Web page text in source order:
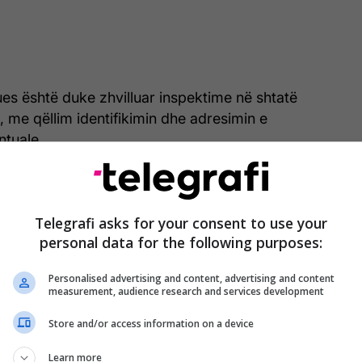
është duke zhvilluar inspektime në shtatë
me qëllim identifikimin dhe adresimin e
nga analizat laboratorike të kryera në
së Kosovës kanë treguar pasaktësi në
dhe datës në njehsorët e testuar.
ka bërë të ditur se i ka dorëzuar kërkesë
kompensimin e konsumatorëve të dëmtuar,
të monitorojë procesin përmes raporteve të
Telegrafi asks for your consent to use your
personal data for the following purposes:
Personalised advertising and content, advertising and content
measurement, audience research and services development
Store and/or access information on a device
Learn more